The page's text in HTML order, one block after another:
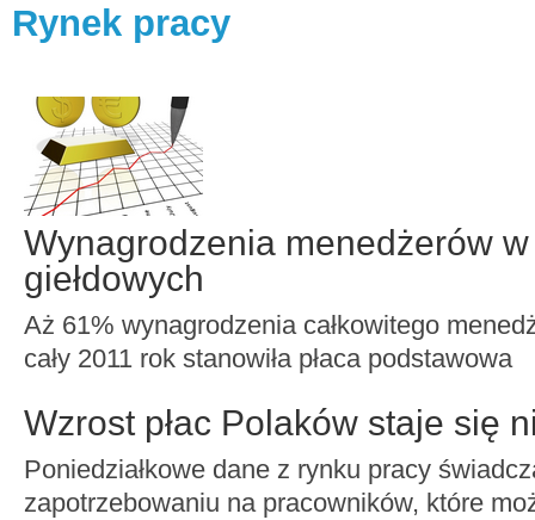
Rynek pracy
Wynagrodzenia menedżerów w
giełdowych
Aż 61% wynagrodzenia całkowitego
cały 2011 rok stanowiła płaca podstawowa
Wzrost płac Polaków staje się
Poniedziałkowe dane z rynku pracy
zapotrzebowaniu na pracowników, które